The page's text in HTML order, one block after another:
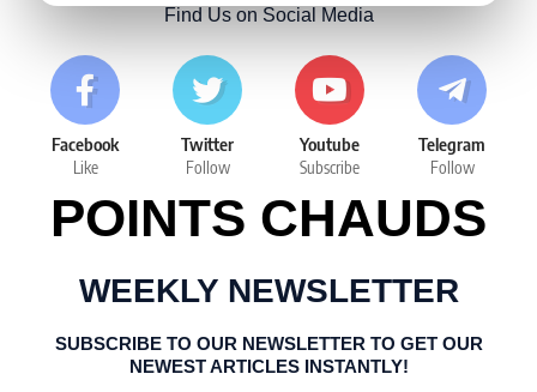
Find Us on Social Media
Facebook
Like
Twitter
Follow
Youtube
Subscribe
Telegram
Follow
POINTS CHAUDS
WEEKLY NEWSLETTER
SUBSCRIBE TO OUR NEWSLETTER TO GET OUR
NEWEST ARTICLES INSTANTLY!